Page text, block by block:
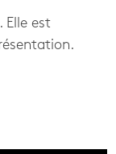
Elle est